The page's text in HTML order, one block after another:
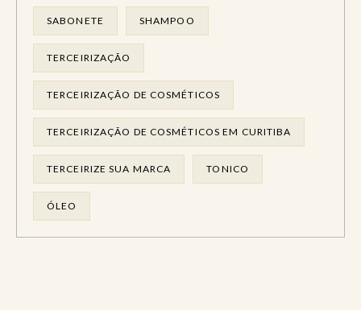
SABONETE SHAMPOO
TERCEIRIZAÇÃO
TERCEIRIZAÇÃO DE COSMÉTICOS
TERCEIRIZAÇÃO DE COSMÉTICOS EM CURITIBA
TERCEIRIZE SUA MARCA TONICO
ÓLEO